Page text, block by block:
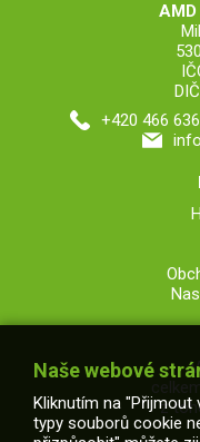
+420 466
z
Naše webové
Kliknutím na
typy souborů cookie